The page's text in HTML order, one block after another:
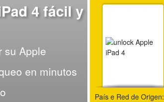
País e Red de Origen:
4 fácil y
su Apple
en minutos